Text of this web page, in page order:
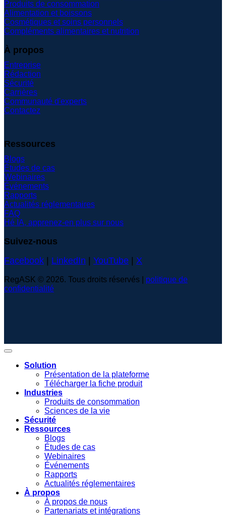
Produits de consommation
Alimentation et boissons
Cosmétiques et soins personnels
Compléments alimentaires et nutrition
À propos
Entreprise
Rédaction
Sécurité
Carrières
Communauté d'experts
Contactez
Ressources
Blogs
Études de cas
Webinaires
Événements
Rapports
Actualités réglementaires
FAQ
Hé IA, apprenez-en plus sur nous
Suivez-nous
Facebook
LinkedIn YouTube X
RegASK © 2026. Tous droits réservés | politique de
confidentialité
Solution
Présentation de la plateforme
Télécharger la fiche produit
Industries
Produits de consommation
Sciences de la vie
Sécurité
Ressources
Blogs
Études de cas
Webinaires
Événements
Rapports
Actualités réglementaires
À propos
À propos de nous
Partenariats et intégrations